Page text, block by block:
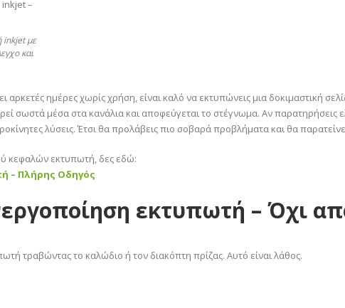
inkjet με
και
αρκετές ημέρες χωρίς χρήση, είναι καλό να εκτυπώνεις μια δοκιμαστική
σωστά μέσα στα κανάλια και αποφεύγεται το στέγνωμα. Αν
λύσεις. Έτσι θα προλάβεις πιο σοβαρά προβλήματα και θα
κεφαλών εκτυπωτή, δες εδώ:
– Πλήρης Οδηγός
εκτυπωτή – Όχι
τραβώντας το καλώδιο ή τον διακόπτη πρίζας. Αυτό είναι λάθος.